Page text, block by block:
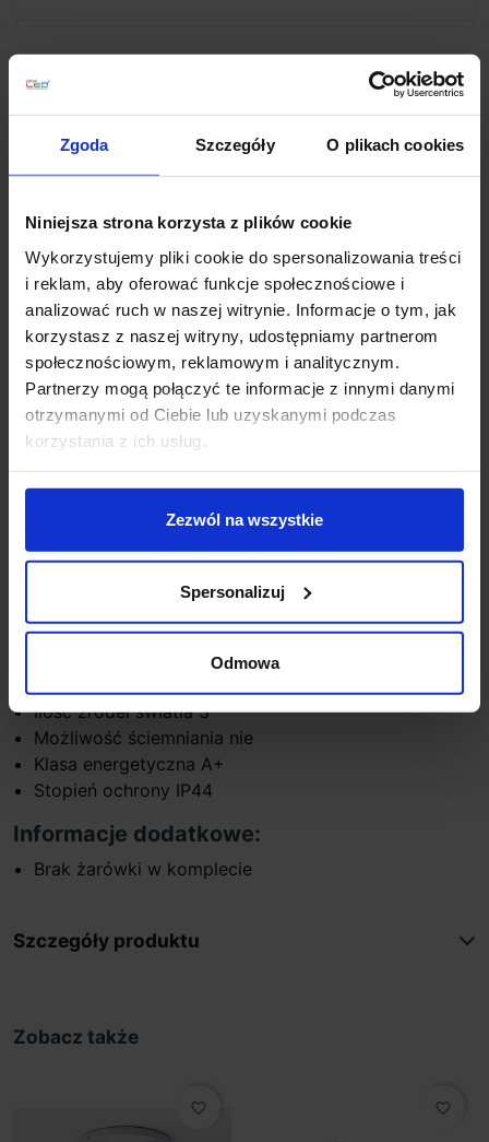
Zgoda Szczegóły O plikach cookies
Niniejsza strona korzysta z plików cookie
Wykorzystujemy pliki cookie do spersonalizowania treści
i reklam, aby oferować funkcje społecznościowe i
analizować ruch w naszej witrynie. Informacje o tym, jak
korzystasz z naszej witryny, udostępniamy partnerom
społecznościowym, reklamowym i analitycznym.
Partnerzy mogą połączyć te informacje z innymi danymi
otrzymanymi od Ciebie lub uzyskanymi podczas
korzystania z ich usług.
Zezwól na wszystkie
Spersonalizuj
Odmowa
Opis
Zyli LED IP44 spot 3x10W biały/chrom to elegancka
Metalowa lampa wykończona jest w chromie z
kloszami koloru białego, może być montowana na
suficie lub ścianie. Przystosowana jest do źródeł
światła typu GU10, które to pozwalają zaoszczędzić
nawet do 90% energii i tym samym zmniejszyć
rachunki za prąd. Lampa doskonale sprawdzi się jako
oświetlenie łazienkowe, dzięki stopniu ochrony IP44
jest odporna na wilgoć.
Parametry techniczne:
Kolor biały/chrom
Wysokość 11cm
Moc jednego punktu 10W
Ilość źródeł światła 3
Możliwość ściemniania nie
Klasa energetyczna A+
Stopień ochrony IP44
Informacje dodatkowe:
Brak żarówki w komplecie
Szczegóły produktu
Zobacz także
favorite_border favorite_border